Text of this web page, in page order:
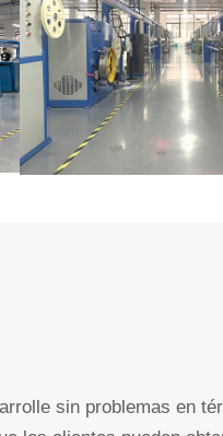
sin problemas en